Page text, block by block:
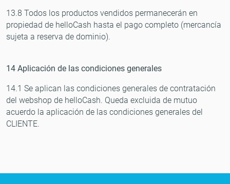
13.8 Todos los productos vendidos permanecerán en
propiedad de helloCash hasta el pago completo (mercancía
sujeta a reserva de dominio).
14 Aplicación de las condiciones generales
14.1 Se aplican las condiciones generales de contratación
del webshop de helloCash. Queda excluida de mutuo
acuerdo la aplicación de las condiciones generales del
CLIENTE.